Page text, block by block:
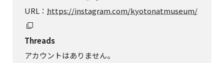
URL： https://instagram.com/kyotonatmuseum/
Threads
アカウントはありません。